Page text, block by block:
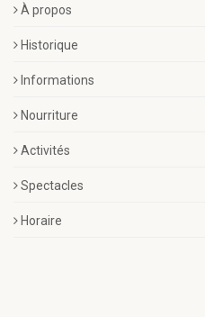
À propos
Historique
Informations
Nourriture
Activités
Spectacles
Horaire